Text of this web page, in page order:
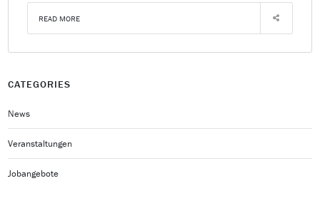
READ MORE
CATEGORIES
News
Veranstaltungen
Jobangebote